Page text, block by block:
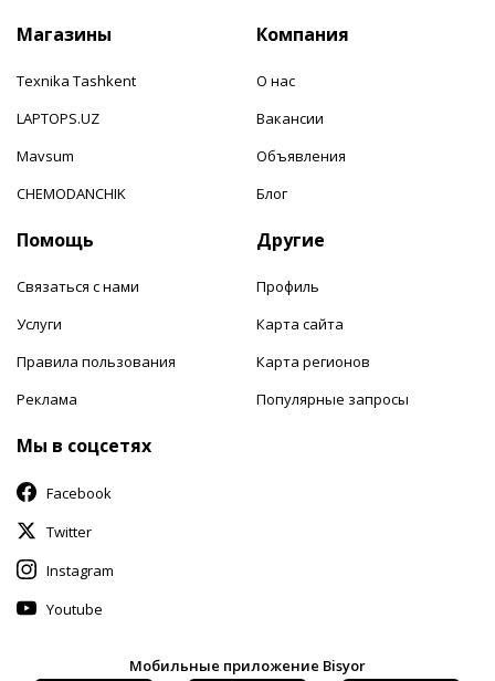
Магазины
Texnika Tashkent
LAPTOPS.UZ
Mavsum
CHEMODANCHIK
Компания
О нас
Вакансии
Объявления
Блог
Помощь
Связаться с нами
Услуги
Правила пользования
Реклама
Другие
Профиль
Карта сайта
Карта регионов
Популярные запросы
Мы в соцсетях
Facebook
Twitter
Instagram
Youtube
Мобильные приложение Bisyor